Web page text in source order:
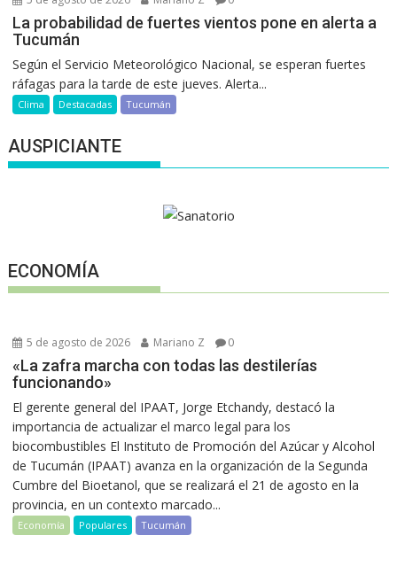
La probabilidad de fuertes vientos pone en alerta a
Tucumán
Según el Servicio Meteorológico Nacional, se esperan fuertes
ráfagas para la tarde de este jueves. Alerta...
Clima Destacadas Tucumán
AUSPICIANTE
ECONOMÍA
5 de agosto de 2026 Mariano Z 0
«La zafra marcha con todas las destilerías
funcionando»
El gerente general del IPAAT, Jorge Etchandy, destacó la
importancia de actualizar el marco legal para los
biocombustibles El Instituto de Promoción del Azúcar y Alcohol
de Tucumán (IPAAT) avanza en la organización de la Segunda
Cumbre del Bioetanol, que se realizará el 21 de agosto en la
provincia, en un contexto marcado...
Economía Populares Tucumán